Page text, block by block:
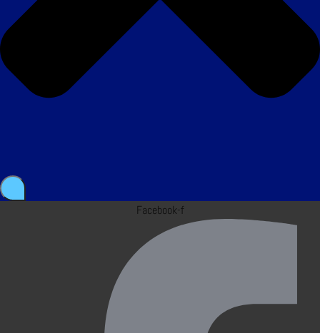
Facebook-f